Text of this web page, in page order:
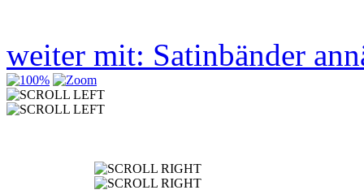
weiter mit: Satinbänder